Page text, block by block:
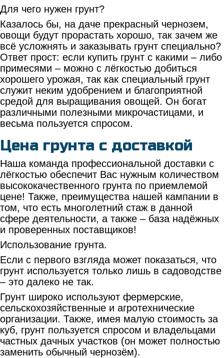
Для чего нужен грунт?
Казалось бы, на даче прекрасный чернозем,
овощи будут прорастать хорошо, так зачем же
всё усложнять и заказывать грунт специально?
Ответ прост: если купить грунт с какими – либо
примесями – можно с лёгкостью добиться
хорошего урожая, так как специальный грунт
служит неким удобрением и благоприятной
средой для выращивания овощей. Он богат
различными полезными микрочастицами, и
весьма пользуется спросом.
Цена грунта с доставкой
Наша команда профессиональной доставки с
лёгкостью обеспечит Вас нужным количеством
высококачественного грунта по приемлемой
цене! Также, преимущества нашей кампании в
том, что есть многолетний стаж в данной
сфере деятельности, а также – база надёжных
и проверенных поставщиков!
Использование грунта.
Если с первого взгляда может показаться, что
грунт используется только лишь в садоводстве
– это далеко не так.
Грунт широко используют фермерские,
сельскохозяйственные и агротехнические
организации. Также, имея малую стоимость за
куб, грунт пользуется спросом и владельцами
частных дачных участков (он может полностью
заменить обычный чернозём).